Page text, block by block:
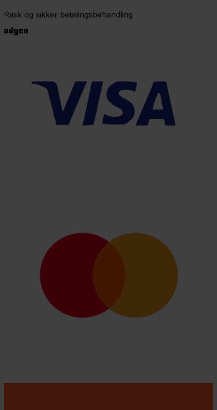
Rask og sikker betalingsbehandling